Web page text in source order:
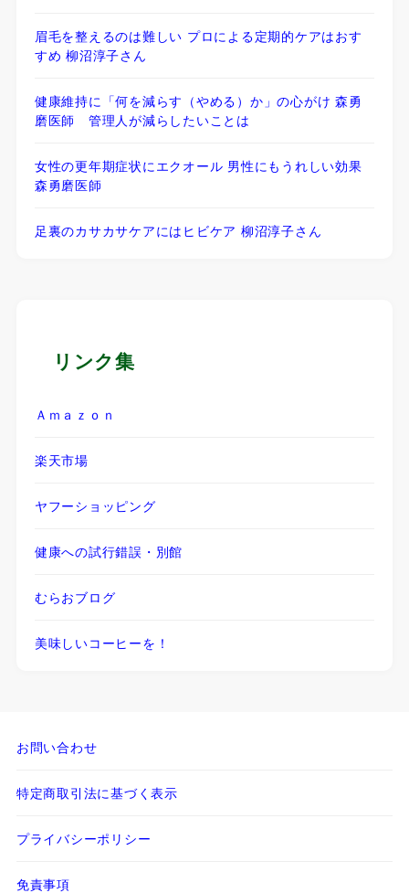
眉毛を整えるのは難しい プロによる定期的ケアはおす
すめ 柳沼淳子さん
健康維持に「何を減らす（やめる）か」の心がけ 森勇
磨医師 管理人が減らしたいことは
女性の更年期症状にエクオール 男性にもうれしい効果
森勇磨医師
足裏のカサカサケアにはヒビケア 柳沼淳子さん
リンク集
Ａｍａｚｏｎ
楽天市場
ヤフーショッピング
健康への試行錯誤・別館
むらおブログ
美味しいコーヒーを！
お問い合わせ
特定商取引法に基づく表示
プライバシーポリシー
免責事項